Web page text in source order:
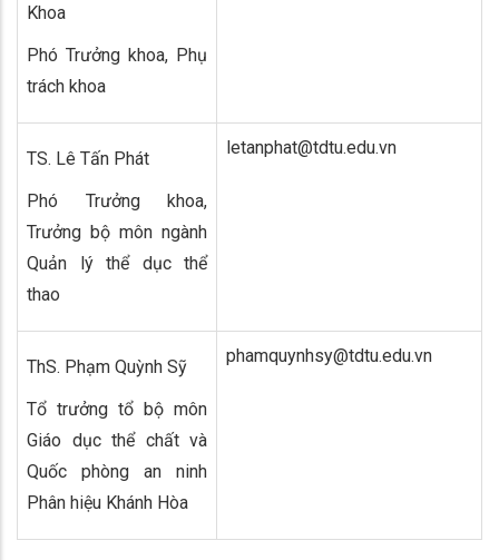
Khoa
Phó Trưởng khoa, Phụ
trách khoa
TS. Lê Tấn Phát
Phó Trưởng khoa,
Trưởng bộ môn ngành
Quản lý thể dục thể
thao
letanphat@tdtu.edu.vn
ThS. Phạm Quỳnh Sỹ
Tổ trưởng tổ bộ môn
Giáo dục thể chất và
Quốc phòng an ninh
Phân hiệu Khánh Hòa
phamquynhsy@tdtu.edu.vn